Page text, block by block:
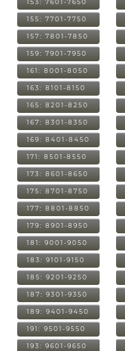
153: 7601-7650
155: 7701-7750
157: 7801-7850
159: 7901-7950
161: 8001-8050
163: 8101-8150
165: 8201-8250
167: 8301-8350
169: 8401-8450
171: 8501-8550
173: 8601-8650
175: 8701-8750
177: 8801-8850
179: 8901-8950
181: 9001-9050
183: 9101-9150
185: 9201-9250
187: 9301-9350
189: 9401-9450
191: 9501-9550
193: 9601-9650